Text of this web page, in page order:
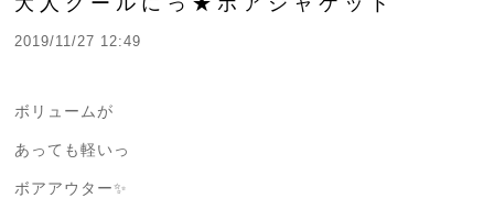
2019/11/27 12:49
ボリュームが
あっても軽いっ
ボアアウター✨